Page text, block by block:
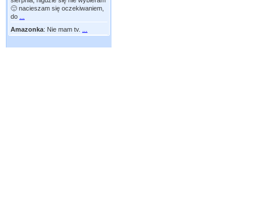
🙂 nacieszam się oczekiwaniem,
do
Amazonka: Nie mam tv.